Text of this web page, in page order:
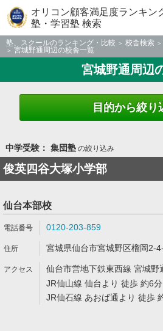
オリコン顧客満足度ランキン
塾・学習塾 検索
塾、スクールのランキング・比較 校舎検索
宮城野通周辺の校舎一覧
宮城野通周辺
目的から絞り
中学受験： 集団塾の絞り込み
俊英四谷大塚小学部
仙台本部校
0120-203-859
宮城県仙台市宮城野区榴岡2-
仙台市営地下鉄東西線 宮城野
JR仙山線 仙台より 徒歩 約6分
JR仙石線 あおば通より 徒歩